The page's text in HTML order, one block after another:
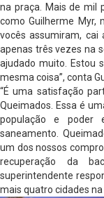
na praça. Mais de mil
como Guilherme Myr,
vocês assumiram, cai
apenas três vezes na
ajudado muito. Estou
mesma coisa”, conta
“É uma satisfação
Queimados. Essa é
população e poder
saneamento.
um dos nossos
recuperação da
superintendente
mais quatro cidades na